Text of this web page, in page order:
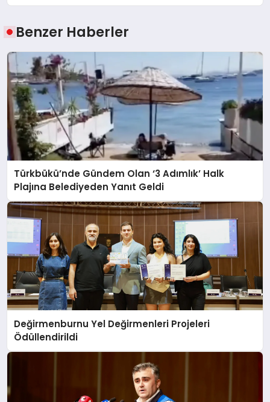
Benzer Haberler
Türkbükü’nde Gündem Olan ‘3 Adımlık’ Halk
Plajına Belediyeden Yanıt Geldi
Değirmenburnu Yel Değirmenleri Projeleri
Ödüllendirildi